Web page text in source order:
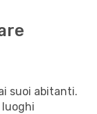
suoi abitanti.